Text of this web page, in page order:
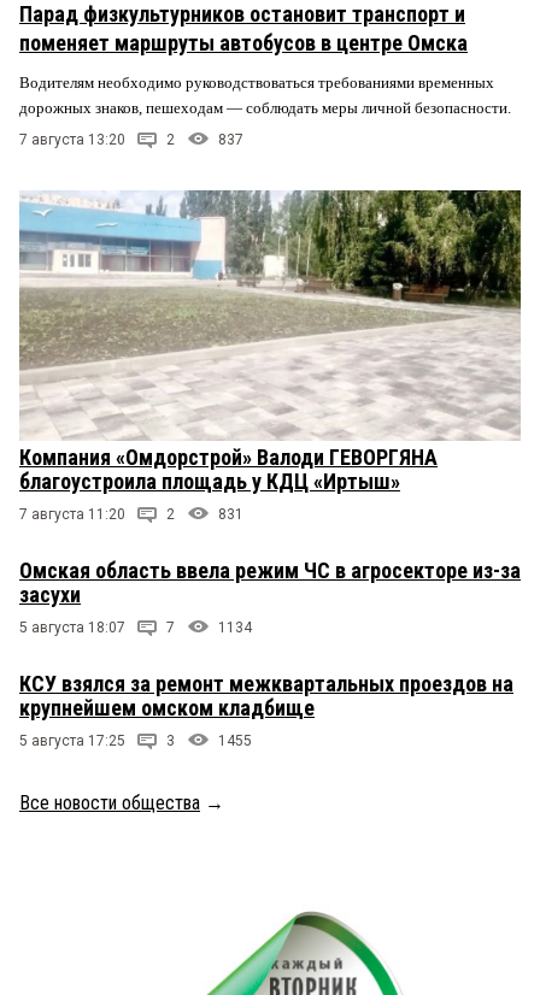
Парад физкультурников остановит транспорт и
поменяет маршруты автобусов в центре Омска
Водителям необходимо руководствоваться требованиями временных
дорожных знаков, пешеходам — соблюдать меры личной безопасности.
7 августа 13:20 2 837
Компания «Омдорстрой» Валоди ГЕВОРГЯНА
благоустроила площадь у КДЦ «Иртыш»
7 августа 11:20 2 831
Омская область ввела режим ЧС в агросекторе из-за
засухи
5 августа 18:07 7 1134
КСУ взялся за ремонт межквартальных проездов на
крупнейшем омском кладбище
5 августа 17:25 3 1455
Все новости общества →